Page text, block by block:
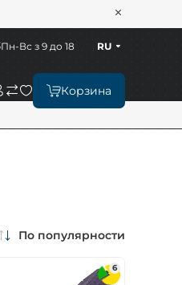
Корзина
Пн-Вс з 9 до 18 RU
По популярности
6